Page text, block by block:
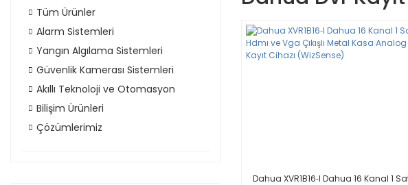
Tüm Ürünler
Alarm Sistemleri
Yangın Algılama Sistemleri
Güvenlik Kamerası Sistemleri
Akıllı Teknoloji ve Otomasyon
Bilişim Ürünleri
Çözümlerimiz
Dahua XVR1B16‐I Dahua 16 Kanal 1